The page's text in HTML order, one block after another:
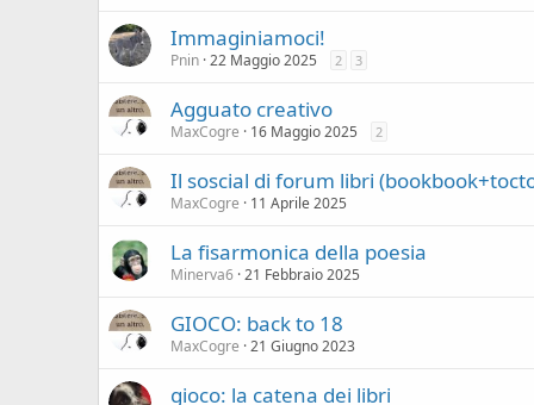
Immaginiamoci!
Pnin 22 Maggio 2025 2 3
Agguato creativo
MaxCogre 16 Maggio 2025 2
Il soscial di forum libri
MaxCogre 11 Aprile 2025
La fisarmonica della poesia
Minerva6 21 Febbraio 2025
GIOCO: back to 18
MaxCogre 21 Giugno 2023
gioco: la catena dei libri